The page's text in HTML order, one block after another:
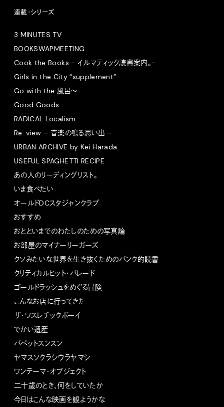
連載・シリーズ
3 MINUTES TV
BOOKSWAPMEETING
Cook the Books - イルマティック読書案内。-
Girls in the City “supplement”
Go with the 風呂〜
Good Goods
RADICAL Localism
Re: view – 音楽の鳴る思い出 –
URBAN ARCHIVE by Kei Harada
USEFUL SPAGHETTI RECIPE
あの人のリーディングリスト。
いま食べたい
オールドDCスタジャンクラブ
おすすめ
おとといまでのわたしのための写真論
お部屋のマイナーリーガーズ
クソみたいな世界を生き抜くためのパンク的読書
クリティカルヒット・パレード
ゴールドラッシュをめぐる冒険
こんなお店に行ってきた
ザ・ワスレチックボーイ
でかい遺産
パペットスンスン
ヤマスソクラシウラヤマシ
ワンテーマ・オブジェクト
二十歳のとき、何をしていたか
今日はこんな映画を観ようかな